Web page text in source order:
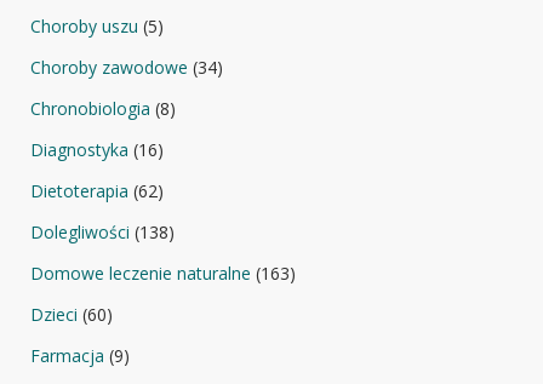
Choroby uszu (5)
Choroby zawodowe (34)
Chronobiologia (8)
Diagnostyka (16)
Dietoterapia (62)
Dolegliwości (138)
Domowe leczenie naturalne (163)
Dzieci (60)
Farmacja (9)